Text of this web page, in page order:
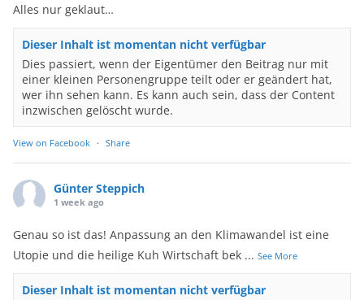
Alles nur geklaut…
Dieser Inhalt ist momentan nicht verfügbar
Dies passiert, wenn der Eigentümer den Beitrag nur mit
einer kleinen Personengruppe teilt oder er geändert hat,
wer ihn sehen kann. Es kann auch sein, dass der Content
inzwischen gelöscht wurde.
View on Facebook · Share
Günter Steppich
1 week ago
Genau so ist das! Anpassung an den Klimawandel ist eine
Utopie und die heilige Kuh Wirtschaft bek ... See More
Dieser Inhalt ist momentan nicht verfügbar